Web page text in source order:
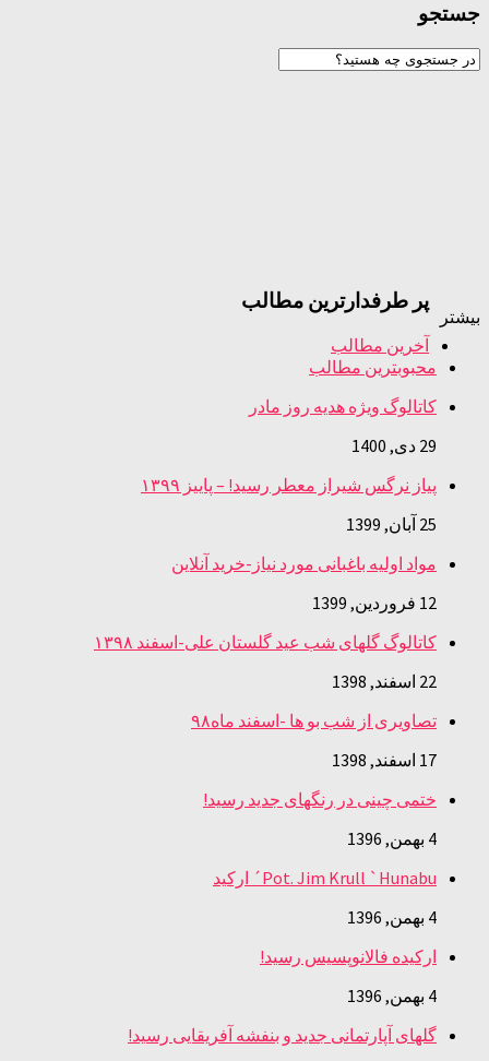
جستجو
بیشتر
پر طرفدارترین مطالب
آخرین مطالب
محبوبترین مطالب
کاتالوگ ویژه هدیه روز مادر
29 دی, 1400
پیاز نرگس شیراز معطر رسید! – پاییز ۱۳۹۹
25 آبان, 1399
مواد اولیه باغبانی مورد نیاز-خرید آنلاین
12 فروردین, 1399
کاتالوگ گلهای شب عید گلستان علی-اسفند ۱۳۹۸
22 اسفند, 1398
تصاویری از شب بو ها -اسفند ماه۹۸
17 اسفند, 1398
ختمی چینی در رنگهای جدید رسید!
4 بهمن, 1396
Pot. Jim Krull `Hunabu´ ارکید
4 بهمن, 1396
ارکیده فالانوپسیس رسید!
4 بهمن, 1396
گلهای آپارتمانی جدید و بنفشه آفریقایی رسید!